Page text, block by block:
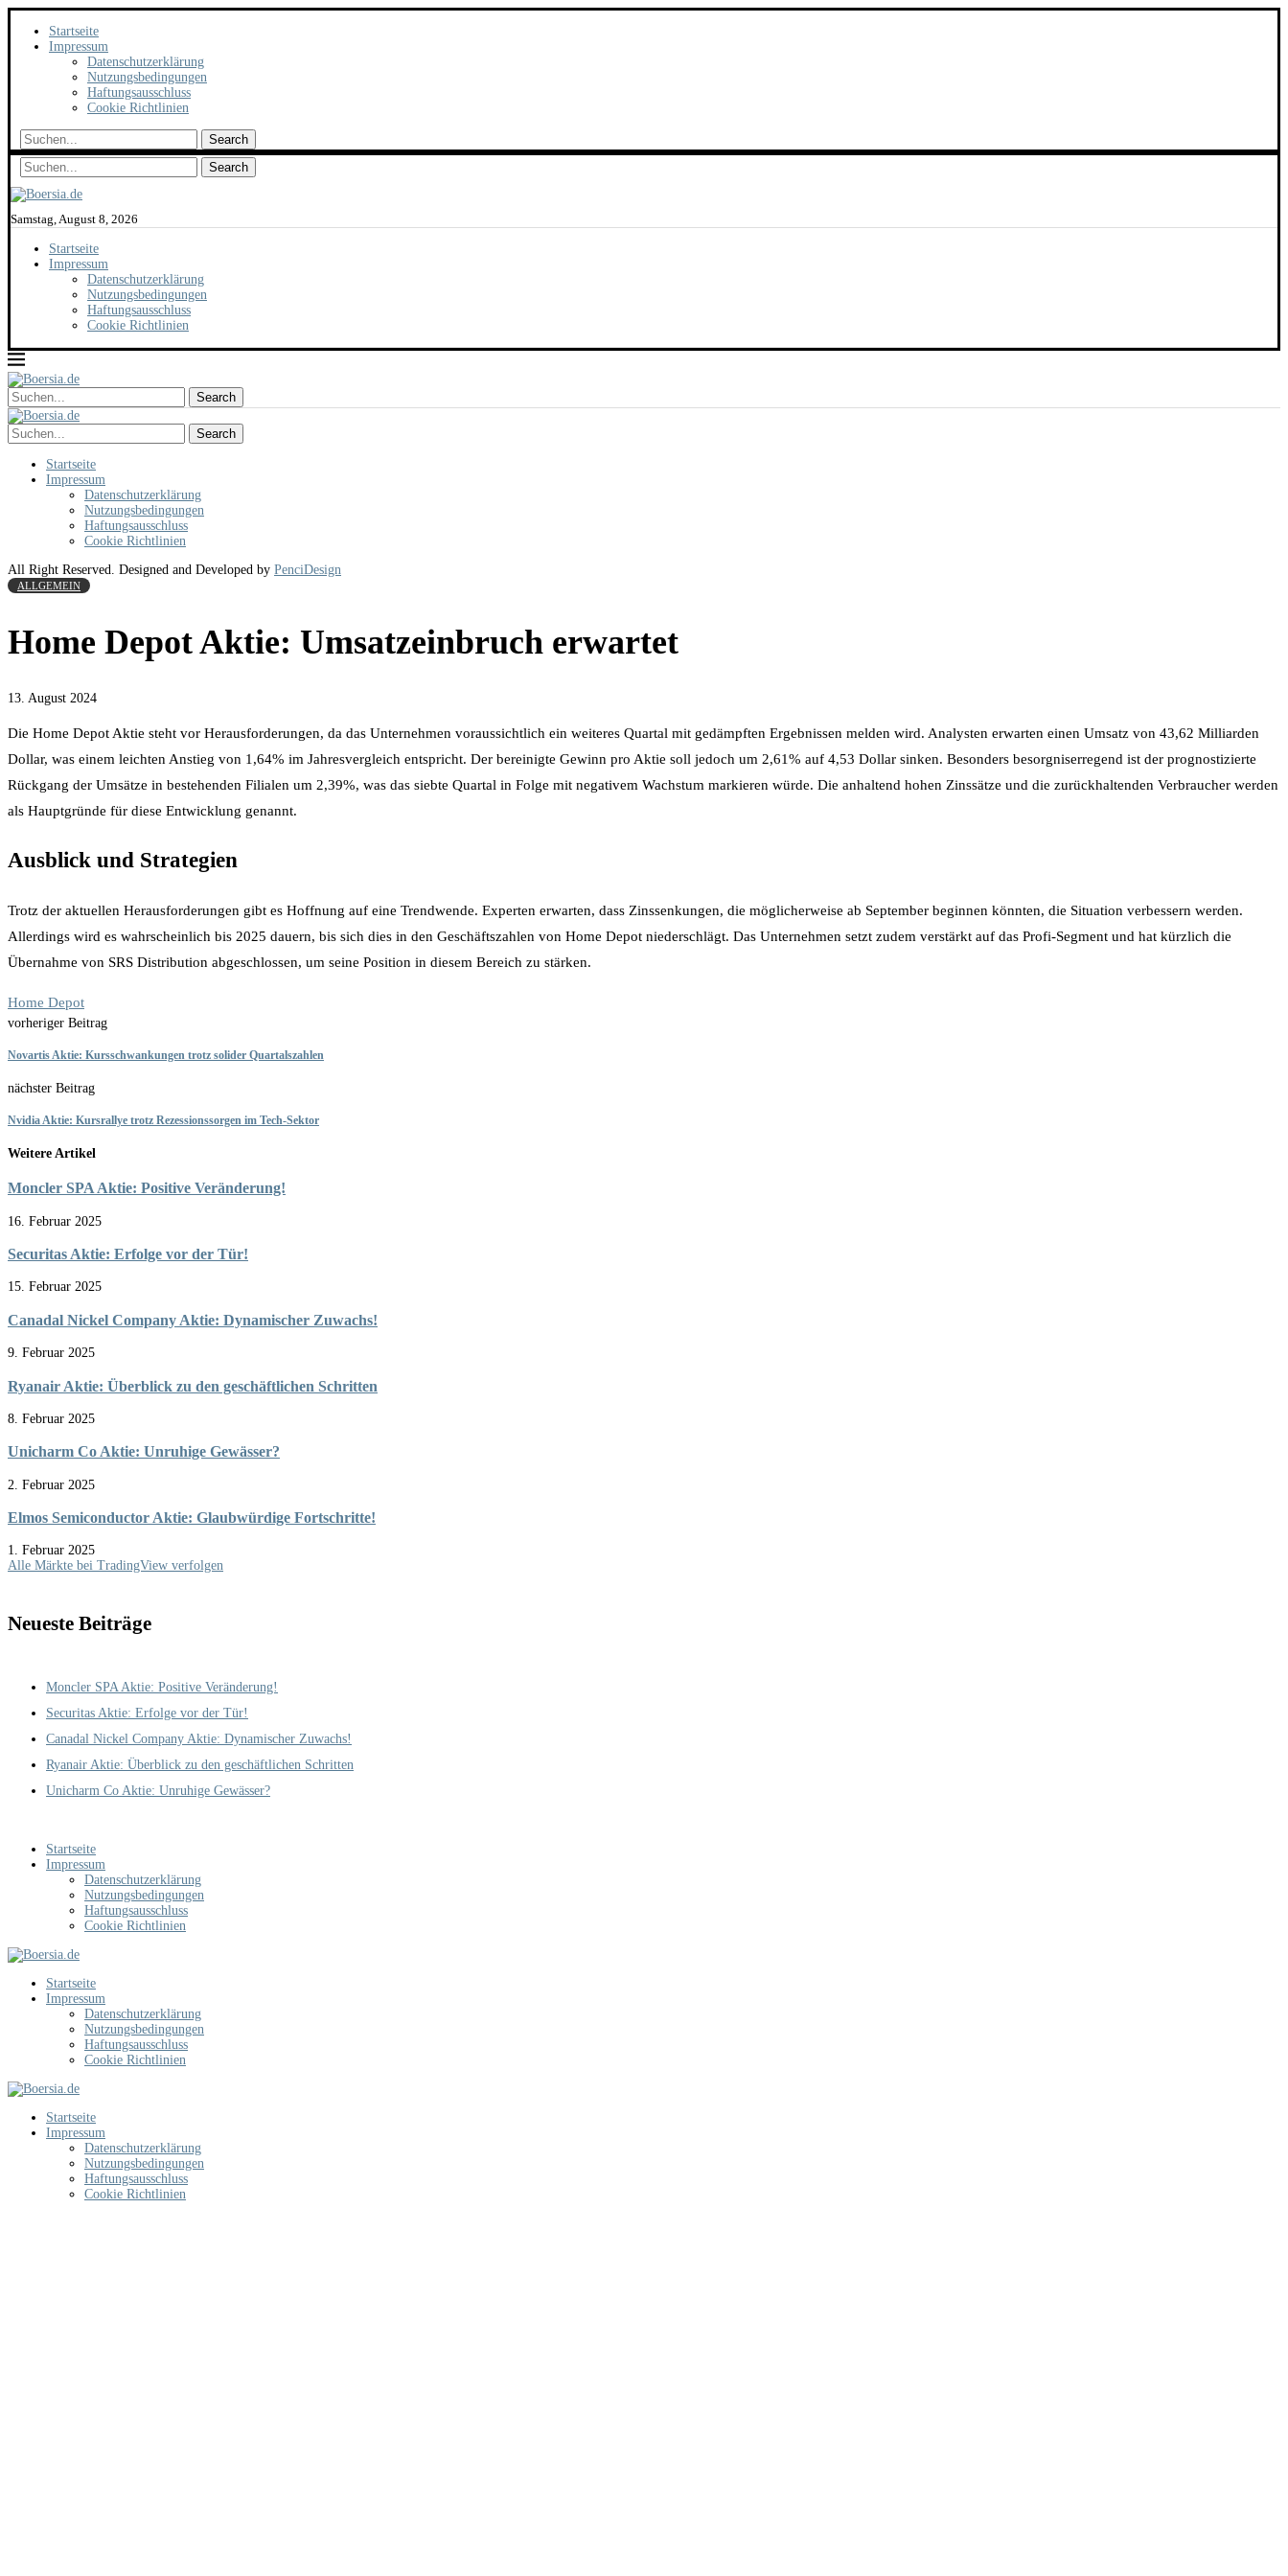
Startseite
Impressum
Datenschutzerklärung
Nutzungsbedingungen
Haftungsausschluss
Cookie Richtlinien
Search
Search
Samstag, August 8, 2026
Startseite
Impressum
Datenschutzerklärung
Nutzungsbedingungen
Haftungsausschluss
Cookie Richtlinien
Search
Search
Startseite
Impressum
Datenschutzerklärung
Nutzungsbedingungen
Haftungsausschluss
Cookie Richtlinien
All Right Reserved. Designed and Developed by PenciDesign
ALLGEMEIN
Home Depot Aktie: Umsatzeinbruch erwartet
13. August 2024
Die Home Depot Aktie steht vor Herausforderungen, da das Unternehmen voraussichtlich ein weiteres Quartal mit gedämpften Ergebnissen melden wird. Analysten erwarten einen Umsatz von 43,62 Milliarden
Dollar, was einem leichten Anstieg von 1,64% im Jahresvergleich entspricht. Der bereinigte Gewinn pro Aktie soll jedoch um 2,61% auf 4,53 Dollar sinken. Besonders besorgniserregend ist der prognostizierte
Rückgang der Umsätze in bestehenden Filialen um 2,39%, was das siebte Quartal in Folge mit negativem Wachstum markieren würde. Die anhaltend hohen Zinssätze und die zurückhaltenden Verbraucher werden
als Hauptgründe für diese Entwicklung genannt.
Ausblick und Strategien
Trotz der aktuellen Herausforderungen gibt es Hoffnung auf eine Trendwende. Experten erwarten, dass Zinssenkungen, die möglicherweise ab September beginnen könnten, die Situation verbessern werden.
Allerdings wird es wahrscheinlich bis 2025 dauern, bis sich dies in den Geschäftszahlen von Home Depot niederschlägt. Das Unternehmen setzt zudem verstärkt auf das Profi-Segment und hat kürzlich die
Übernahme von SRS Distribution abgeschlossen, um seine Position in diesem Bereich zu stärken.
Home Depot
vorheriger Beitrag
Novartis Aktie: Kursschwankungen trotz solider Quartalszahlen
nächster Beitrag
Nvidia Aktie: Kursrallye trotz Rezessionssorgen im Tech-Sektor
Weitere Artikel
Moncler SPA Aktie: Positive Veränderung!
16. Februar 2025
Securitas Aktie: Erfolge vor der Tür!
15. Februar 2025
Canadal Nickel Company Aktie: Dynamischer Zuwachs!
9. Februar 2025
Ryanair Aktie: Überblick zu den geschäftlichen Schritten
8. Februar 2025
Unicharm Co Aktie: Unruhige Gewässer?
2. Februar 2025
Elmos Semiconductor Aktie: Glaubwürdige Fortschritte!
1. Februar 2025
Alle Märkte bei TradingView verfolgen
Neueste Beiträge
Moncler SPA Aktie: Positive Veränderung!
Securitas Aktie: Erfolge vor der Tür!
Canadal Nickel Company Aktie: Dynamischer Zuwachs!
Ryanair Aktie: Überblick zu den geschäftlichen Schritten
Unicharm Co Aktie: Unruhige Gewässer?
Startseite
Impressum
Datenschutzerklärung
Nutzungsbedingungen
Haftungsausschluss
Cookie Richtlinien
Startseite
Impressum
Datenschutzerklärung
Nutzungsbedingungen
Haftungsausschluss
Cookie Richtlinien
Startseite
Impressum
Datenschutzerklärung
Nutzungsbedingungen
Haftungsausschluss
Cookie Richtlinien